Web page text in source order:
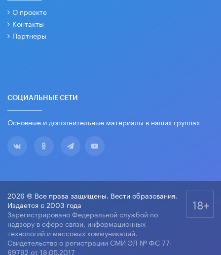
О проекте
Контакты
Партнеры
СОЦИАЛЬНЫЕ СЕТИ
Основные и дополнительные материалы в наших группах
2026 © Все права защищены. Вести образования.
Издается с 2003 года
Зарегистрировано Федеральной службой по
надзору в сфере связи, информационных
технологий и массовых коммуникаций.
Свидетельство о регистрации СМИ ЭЛ № ФС 77-
69792 от 18.05.2017
18+